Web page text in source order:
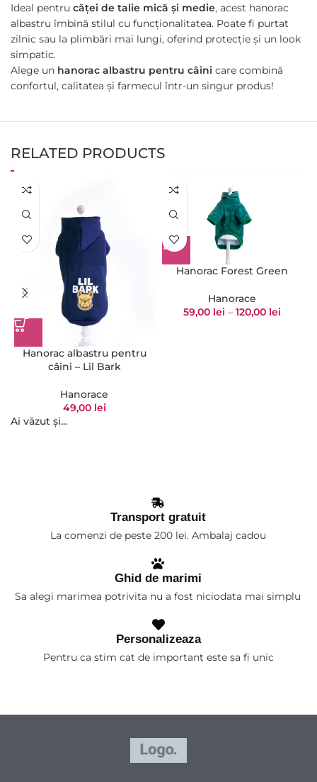
Ideal pentru căței de talie mică și medie, acest hanorac
albastru îmbină stilul cu funcționalitatea. Poate fi purtat
zilnic sau la plimbări mai lungi, oferind protecție și un look
simpatic.
Alege un hanorac albastru pentru câini care combină
confortul, calitatea și farmecul într-un singur produs!
RELATED PRODUCTS
Hanorac albastru pentru
câini – Lil Bark
Hanorace
49,00 lei
Hanorac Forest Green
Hanorace
59,00 lei – 120,00 lei
Ai văzut și...
Transport gratuit
La comenzi de peste 200 lei. Ambalaj cadou
Ghid de marimi
Sa alegi marimea potrivita nu a fost niciodata mai simplu
Personalizeaza
Pentru ca stim cat de important este sa fi unic